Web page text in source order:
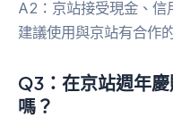
A2：京站接受現金、信
建議使用與京站有合作
Q3：在京站週年
嗎？